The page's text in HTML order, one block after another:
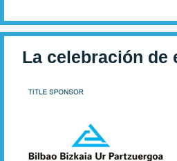
La celebración de